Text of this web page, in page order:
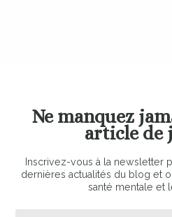
Ne manquez
article de
Inscrivez-vous à la newsletter
dernières actualités du blog et
santé mentale et